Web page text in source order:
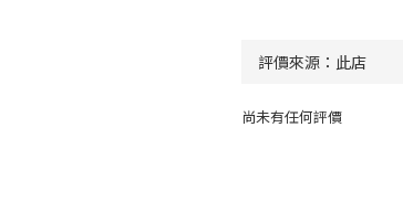
尚未有任何評價